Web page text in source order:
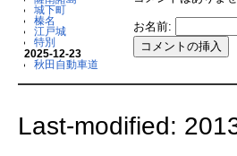
城下町
榛名
江戸城
特別
2025-12-23
秋田自動車道
お名前:
Last-modified: